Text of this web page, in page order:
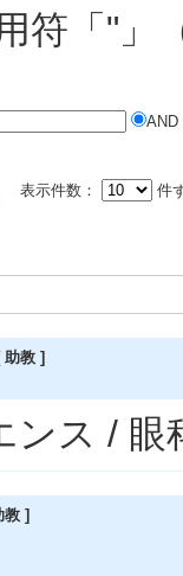
符「"」
AND
表示件数： 件
助教 ]
ンス / 眼
教 ]